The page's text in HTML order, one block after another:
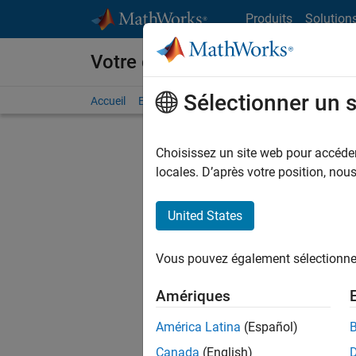
Produits
Votre carrière chez MathWorks
Accueil Explorer nos opportunités Adresses de
FILTRER
d'offre
Les
Sélectionner un
Choisissez un site web pour
locales. D’après votre position,
United States
Vous pouvez également
Amériques
América Latina (Español)
Canada (English)